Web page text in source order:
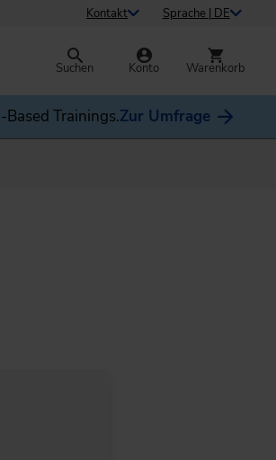
Kontakt Sprache | DE
Suchen Konto Warenkorb
Trainings.Zur Umfrage